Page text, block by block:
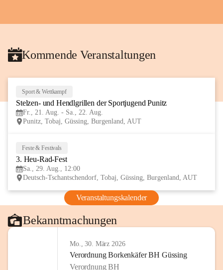
Kommende Veranstaltungen
Sport & Wettkampf
Stelzen- und Hendlgrillen der Sportjugend Punitz
Fr., 21. Aug. - Sa., 22. Aug.
Punitz, Tobaj, Güssing, Burgenland, AUT
Feste & Festivals
3. Heu-Rad-Fest
Sa., 29. Aug., 12:00
Deutsch-Tschantschendorf, Tobaj, Güssing, Burgenland, AUT
Veranstaltungskalender
Bekanntmachungen
Mo., 30. März 2026
Verordnung Borkenkäfer BH Güssing
Verordnung BH